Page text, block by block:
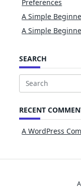
Preferences
A Simple
A Simple
SEARCH
Search
RECENT
A WordPress